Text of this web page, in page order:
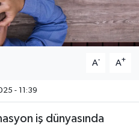
A- A+
- 11:39
iş dünyasında